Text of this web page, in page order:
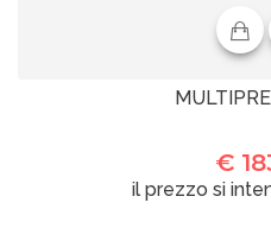
€
il prezzo si